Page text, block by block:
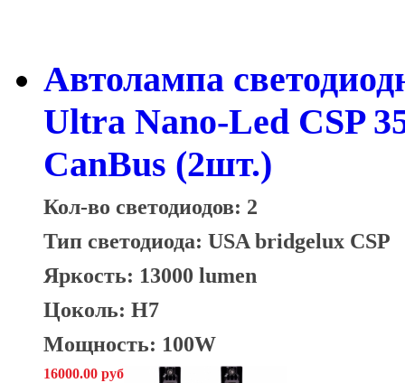
Автолампа
Ultra Nano-Led CSP
CanBus (2шт.)
Кол-во светодиодов: 2
Тип светодиода: USA bridgelux CSP
Яркость: 13000 lumen
Цоколь: H7
Мощность: 100W
16000.00 руб